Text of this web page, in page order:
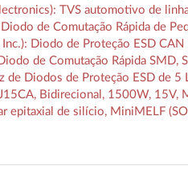
TVS automotivo de
de Comutação Rápida de
Diodo de Proteção ESD
de Comutação Rápida SMD,
de Diodos de Proteção ESD de 5
Bidirecional, 1500W, 15V,
epitaxial de silício, MiniMELF